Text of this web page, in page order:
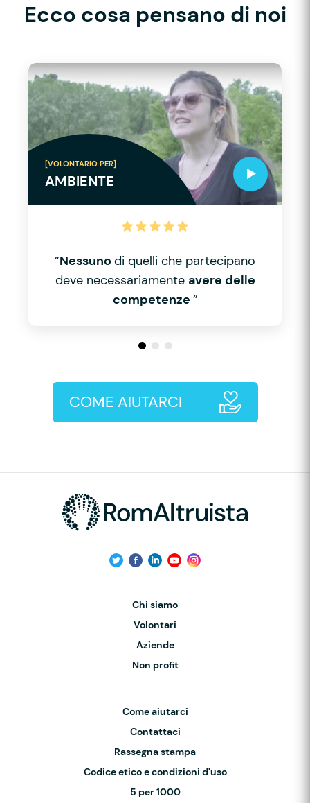
Ecco cosa pensano di noi
[VOLONTARIO PER]
AMBIENTE
”Nessuno di quelli che partecipano
deve necessariamente avere delle
competenze ”
COME AIUTARCI
Chi siamo
Volontari
Aziende
Non profit
Come aiutarci
Contattaci
Rassegna stampa
Codice etico e condizioni d'uso
5 per 1000